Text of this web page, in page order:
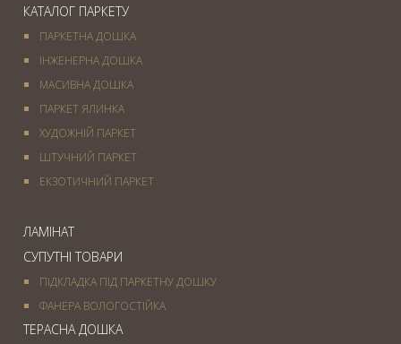
КАТАЛОГ ПАРКЕТУ
ПАРКЕТНА ДОШКА
ІНЖЕНЕРНА ДОШКА
МАСИВНА ДОШКА
ПАРКЕТ ЯЛИНКА
ХУДОЖНІЙ ПАРКЕТ
ШТУЧНИЙ ПАРКЕТ
ЕКЗОТИЧНИЙ ПАРКЕТ
ЛАМІНАТ
СУПУТНІ ТОВАРИ
ПІДКЛАДКА ПІД ПАРКЕТНУ ДОШКУ
ФАНЕРА ВОЛОГОСТІЙКА
ТЕРАСНА ДОШКА